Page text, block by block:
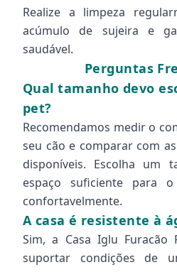
Realize a limpeza
acúmulo de sujeira e
saudável.
Perguntas
Qual tamanho devo
pet?
Recomendamos medir o
seu cão e comparar com
disponíveis. Escolha um
espaço suficiente para
confortavelmente.
A casa é resistente à
Sim, a Casa Iglu
suportar condições de